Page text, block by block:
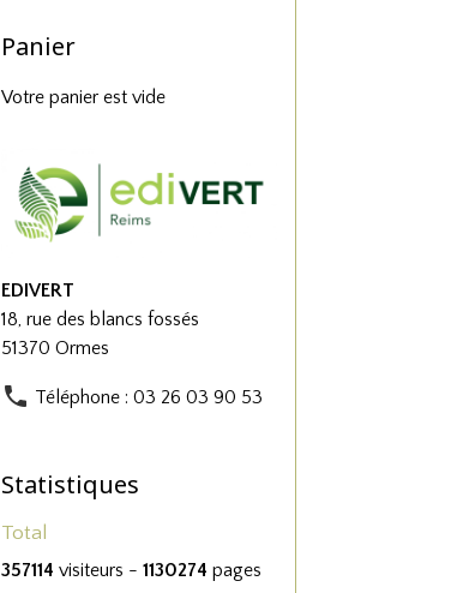
Panier
Votre panier est vide
EDIVERT
18, rue des blancs fossés
51370 Ormes
Téléphone : 03 26 03 90 53
Statistiques
Total
357114 visiteurs -1130274 pages